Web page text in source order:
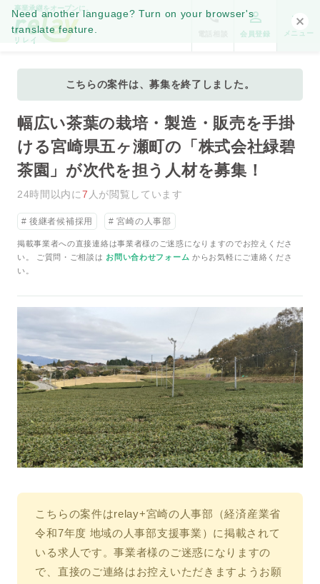
Need another language? Turn on your browser's
translate feature.
事業承継をオープンに。
会員登録 メニュー
こちらの案件は、募集を終了しました。
幅広い茶葉の栽培・製造・販売を手掛
ける宮崎県五ヶ瀬町の「株式会社緑碧
茶園」が次代を担う人材を募集！
24時間以内に7 人が閲覧しています
後継者候補採用 宮崎の人事部
掲載事業者への直接連絡は事業者様のご迷惑になりますのでお控えくださ
い。 ご質問・ご相談は お問い合わせフォーム からお気軽にご連絡くださ
い。
こちらの案件はrelay+宮崎の人事部（経済産業省
令和7年度 地域の人事部支援事業）に掲載されて
いる求人です。事業者様のご迷惑になりますの
で、直接のご連絡はお控えいただきますようお願